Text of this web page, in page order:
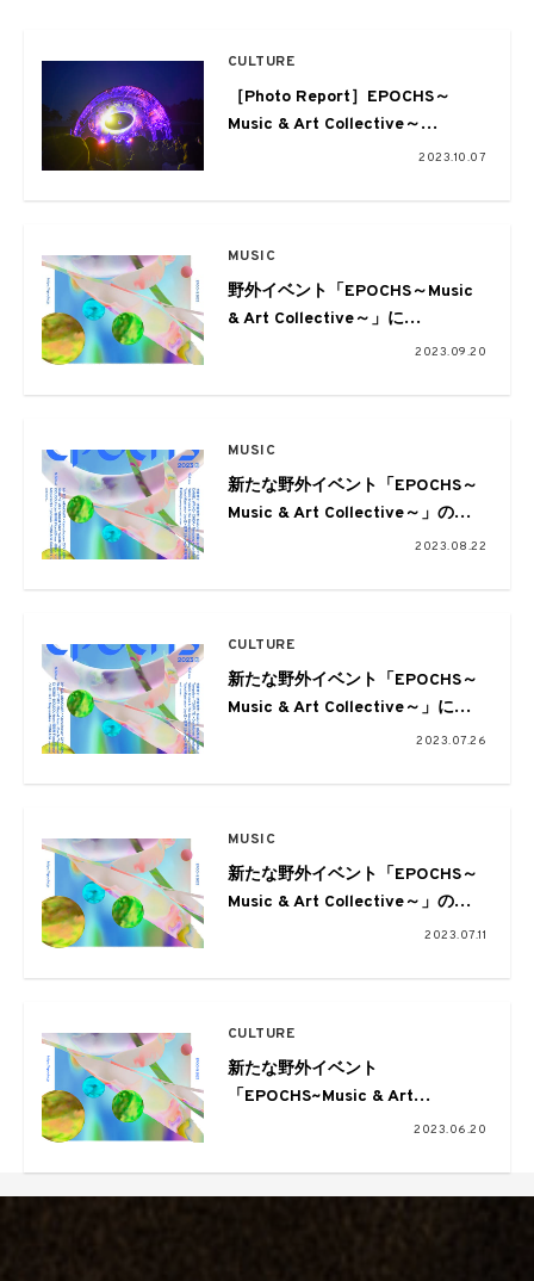
CULTURE
［Photo Report］EPOCHS～
Music & Art Collective～
軽井沢にて五感で感じるミュージ
2023.10.07
MUSIC
野外イベント「EPOCHS～Music
& Art Collective～」に
YOSHIROTTENによるサウンドビ
定。小原綾斗（Tempalay）、玉
AWARE）、Skaaiが軽井沢とイベ
ント会場を巡るロケ番組も公開
2023.09.20
MUSIC
新たな野外イベント「EPOCHS～
Music & Art Collective～」の第
三弾出演アーティストとして水曜
表
2023.08.22
CULTURE
新たな野外イベント「EPOCHS～
Music & Art Collective～」に羊
喘兒、System of Cultureらアート
2023.07.26
MUSIC
新たな野外イベント「EPOCHS～
Music & Art Collective～」の第
二弾出演アーティストとして大貫
Hedigan’sが発表
2023.07.11
CULTURE
新たな野外イベント
「EPOCHS~Music & Art
Collective~」が軽井沢で。第一弾
坂悠太、Tempalayらが発表
2023.06.20